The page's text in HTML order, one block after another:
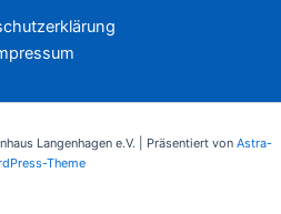
Langenhagen e.V. | Präsentiert von Astra-
Theme